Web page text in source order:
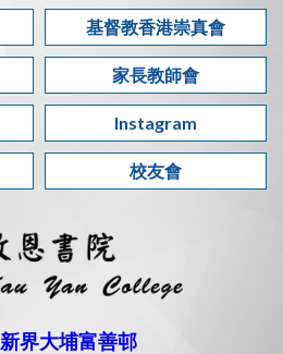
基督教香港崇真會
家長教師會
Instagram
校友會
新界大埔富善邨